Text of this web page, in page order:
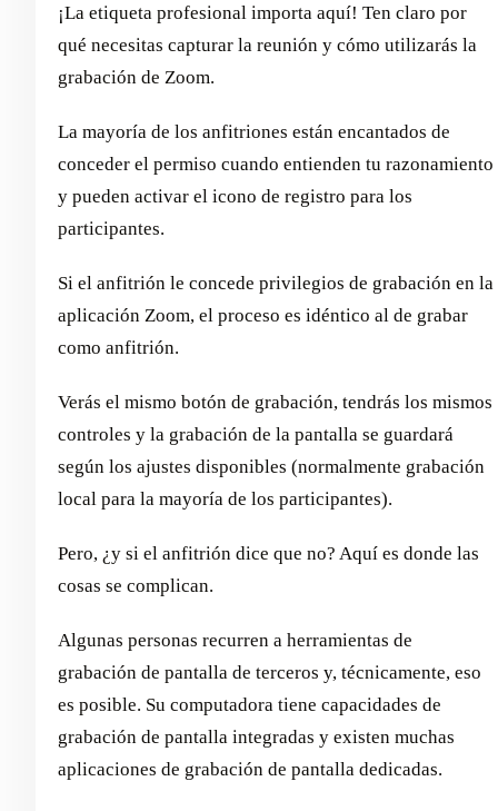
¡La etiqueta profesional importa aquí! Ten claro por
qué necesitas capturar la reunión y cómo utilizarás la
grabación de Zoom.
La mayoría de los anfitriones están encantados de
conceder el permiso cuando entienden tu razonamiento
y pueden activar el icono de registro para los
participantes.
Si el anfitrión le concede privilegios de grabación en la
aplicación Zoom, el proceso es idéntico al de grabar
como anfitrión.
Verás el mismo botón de grabación, tendrás los mismos
controles y la grabación de la pantalla se guardará
según los ajustes disponibles (normalmente grabación
local para la mayoría de los participantes).
Pero, ¿y si el anfitrión dice que no? Aquí es donde las
cosas se complican.
Algunas personas recurren a herramientas de
grabación de pantalla de terceros y, técnicamente, eso
es posible. Su computadora tiene capacidades de
grabación de pantalla integradas y existen muchas
aplicaciones de grabación de pantalla dedicadas.